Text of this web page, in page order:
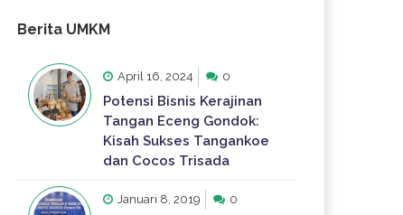
Berita UMKM
April 16, 2024 0
Potensi Bisnis Kerajinan
Tangan Eceng Gondok:
Kisah Sukses Tangankoe
dan Cocos Trisada
Januari 8, 2019 0